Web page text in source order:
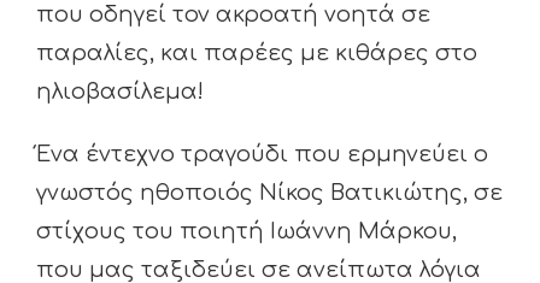
που οδηγεί τον ακροατή νοητά σε
παραλίες, και παρέες με κιθάρες στο
ηλιοβασίλεμα!
Ένα έντεχνο τραγούδι που ερμηνεύει ο
γνωστός ηθοποιός Νίκος Βατικιώτης, σε
στίχους του ποιητή Ιωάννη Μάρκου,
που μας ταξιδεύει σε ανείπωτα λόγια